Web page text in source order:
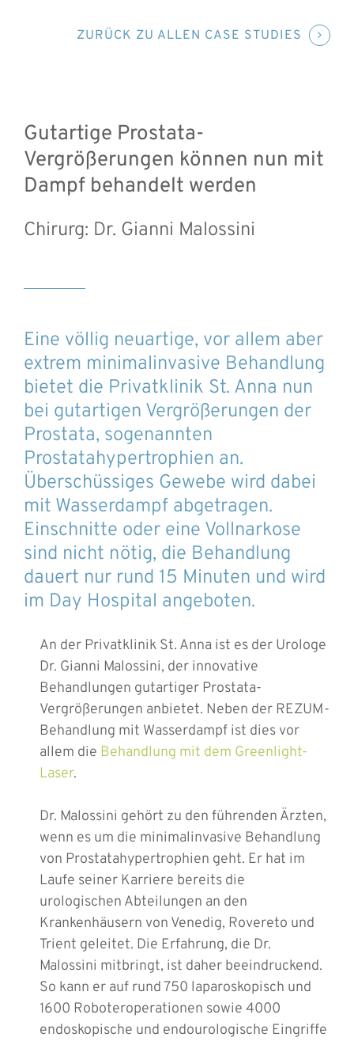
ZURÜCK ZU ALLEN CASE STUDIES
Gutartige Prostata-
Vergrößerungen können nun mit
Dampf behandelt werden
Chirurg: Dr. Gianni Malossini
Eine völlig neuartige, vor allem aber
extrem minimalinvasive Behandlung
bietet die Privatklinik St. Anna nun
bei gutartigen Vergrößerungen der
Prostata, sogenannten
Prostatahypertrophien an.
Überschüssiges Gewebe wird dabei
mit Wasserdampf abgetragen.
Einschnitte oder eine Vollnarkose
sind nicht nötig, die Behandlung
dauert nur rund 15 Minuten und wird
im Day Hospital angeboten.
An der Privatklinik St. Anna ist es der Urologe
Dr. Gianni Malossini, der innovative
Behandlungen gutartiger Prostata-
Vergrößerungen anbietet. Neben der REZUM-
Behandlung mit Wasserdampf ist dies vor
allem die Behandlung mit dem Greenlight-
Laser.
Dr. Malossini gehört zu den führenden Ärzten,
wenn es um die minimalinvasive Behandlung
von Prostatahypertrophien geht. Er hat im
Laufe seiner Karriere bereits die
urologischen Abteilungen an den
Krankenhäusern von Venedig, Rovereto und
Trient geleitet. Die Erfahrung, die Dr.
Malossini mitbringt, ist daher beeindruckend.
So kann er auf rund 750 laparoskopisch und
1600 Roboteroperationen sowie 4000
endoskopische und endourologische Eingriffe